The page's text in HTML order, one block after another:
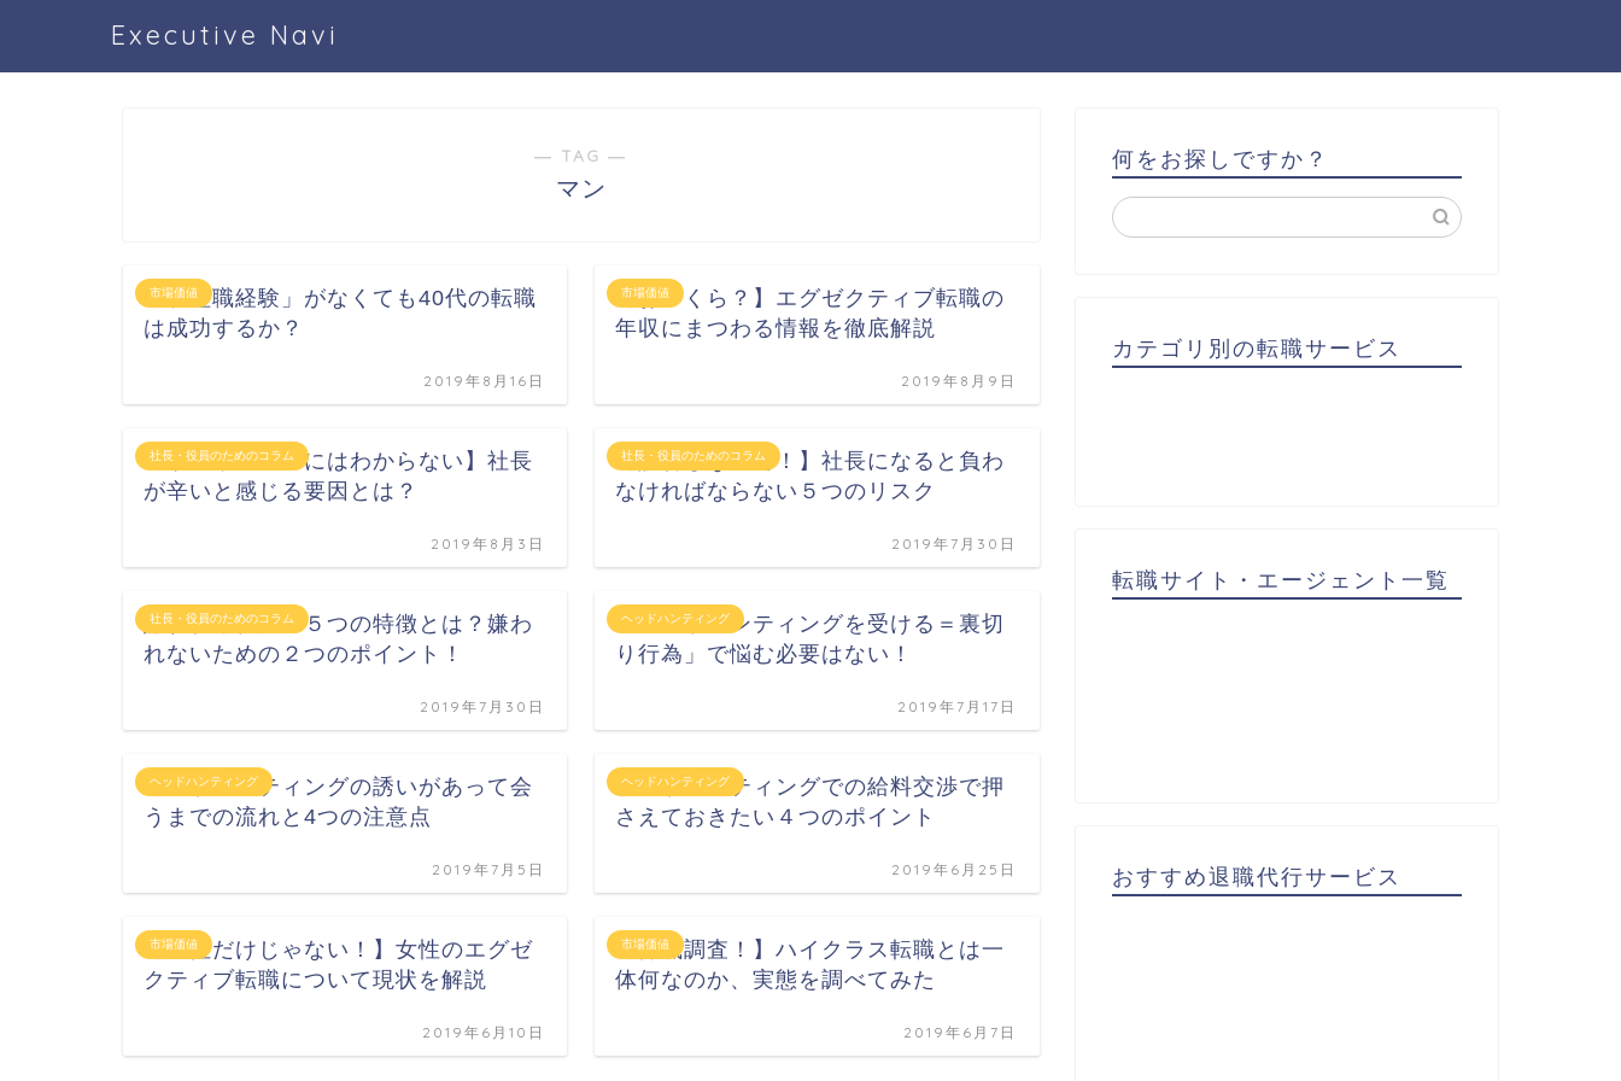
Executive Navi
― TAG ―
マン
市場価値
「管理職経験」がなくても40代の転職
は成功するか？
2019年8月16日
市場価値
【おいくら？】エグゼクティブ転職の
年収にまつわる情報を徹底解説
2019年8月9日
社長・役員のためのコラム
【サラリーマンにはわからない】社長
が辛いと感じる要因とは？
2019年8月3日
社長・役員のためのコラム
【誤解しないで！】社長になると負わ
なければならない５つのリスク
2019年7月30日
社長・役員のためのコラム
嫌われる社長の５つの特徴とは？嫌わ
れないための２つのポイント！
2019年7月30日
ヘッドハンティング
「ヘッドハンティングを受ける＝裏切
り行為」で悩む必要はない！
2019年7月17日
ヘッドハンティング
ヘッドハンティングの誘いがあって会
うまでの流れと4つの注意点
2019年7月5日
ヘッドハンティング
ヘッドハンティングでの給料交渉で押
さえておきたい４つのポイント
2019年6月25日
市場価値
【男性だけじゃない！】女性のエグゼ
クティブ転職について現状を解説
2019年6月10日
市場価値
【徹底調査！】ハイクラス転職とは一
体何なのか、実態を調べてみた
2019年6月7日
何をお探しですか？
カテゴリ別の転職サービス
転職サイト・エージェント一覧
おすすめ退職代行サービス